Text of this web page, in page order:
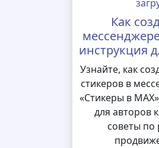
Как
инструкция
Узнайте, как
стикеров в
«Стикеры в
для авторов
советы по